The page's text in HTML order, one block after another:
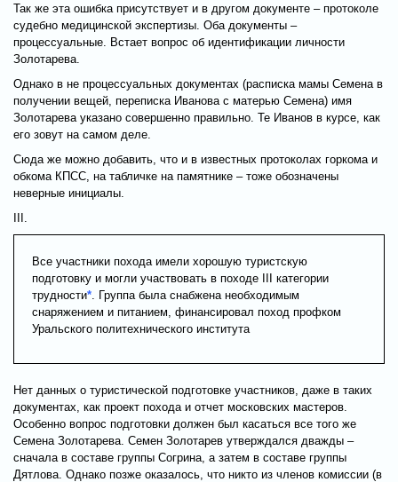
Так же эта ошибка присутствует и в другом документе – протоколе
судебно медицинской экспертизы. Оба документы –
процессуальные. Встает вопрос об идентификации личности
Золотарева.
Однако в не процессуальных документах (расписка мамы Семена в
получении вещей, переписка Иванова с матерью Семена) имя
Золотарева указано совершенно правильно. Те Иванов в курсе, как
его зовут на самом деле.
Сюда же можно добавить, что и в известных протоколах горкома и
обкома КПСС, на табличке на памятнике – тоже обозначены
неверные инициалы.
Все участники похода имели хорошую туристскую
подготовку и могли участвовать в походе III категории
трудности* . Группа была снабжена необходимым
снаряжением и питанием, финансировал поход профком
Уральского политехнического института
Нет данных о туристической подготовке участников, даже в таких
документах, как проект похода и отчет московских мастеров.
Особенно вопрос подготовки должен был касаться все того же
Семена Золотарева. Семен Золотарев утверждался дважды –
сначала в составе группы Согрина, а затем в составе группы
Дятлова. Однако позже оказалось, что никто из членов комиссии (в